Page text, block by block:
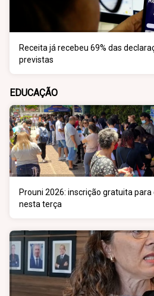
Receita já recebeu 69% das
previstas
EDUCAÇÃO
Prouni 2026: inscrição gratuita
nesta terça